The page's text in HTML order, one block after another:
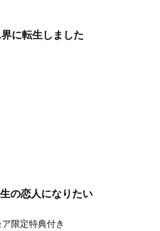
に転生しました
の恋人になりたい
限定特典付き